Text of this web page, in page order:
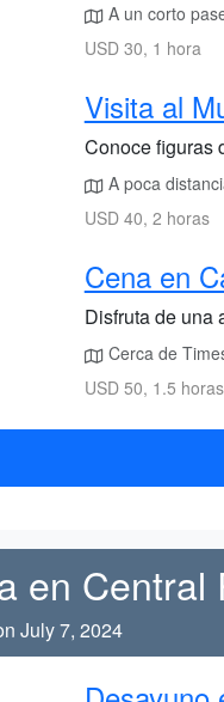
A un corto
USD 30, 1 hora
Visita al
Conoce figuras
A poca
USD 40, 2 horas
Cena en
Disfruta de una
Cerca de
USD 50, 1.5 horas
en Central
July 7, 2024